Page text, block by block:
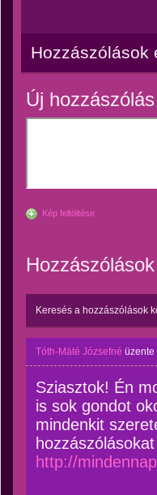
Hozzászólások
Új hozzászólás
Kép feltöltése
Hozzászólások
Keresés a hozzászólások
Tóth-Máté Józsefné üzente
Sziasztok! Én
is sok gondot
mindenkit
http://